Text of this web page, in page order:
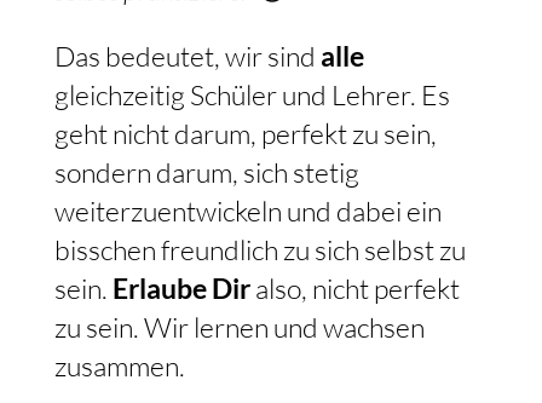
Das bedeutet, wir sind alle
gleichzeitig Schüler und Lehrer. Es
geht nicht darum, perfekt zu sein,
sondern darum, sich stetig
weiterzuentwickeln und dabei ein
bisschen freundlich zu sich selbst zu
sein. Erlaube Diralso, nicht perfekt
zu sein. Wir lernen und wachsen
zusammen.